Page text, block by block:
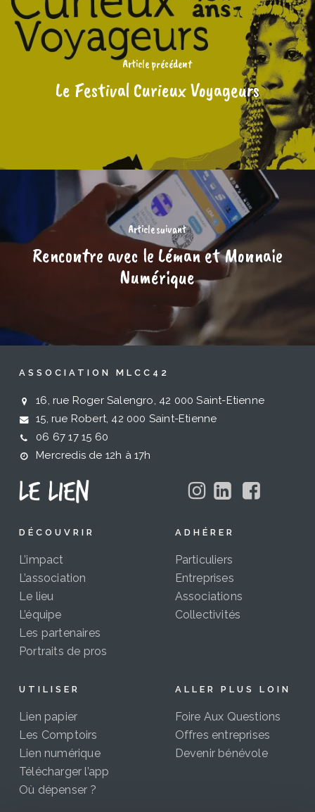
Article précédent
Le Festival Curieux Voyageurs
Article suivant
Rencontre avec le Léman et Monnaie
Numérique
ASSOCIATION MLCC42
16, rue Roger Salengro, 42 000 Saint-Etienne
15, rue Robert, 42 000 Saint-Etienne
06 67 17 15 60
Mercredis de 12h à 17h
DÉCOUVRIR
L’impact
L’association
Le lieu
L’équipe
Les partenaires
Portraits de pros
ADHÉRER
Particuliers
Entreprises
Associations
Collectivités
UTILISER
Lien papier
Les Comptoirs
Lien numérique
Télécharger l’app
Où dépenser ?
ALLER PLUS LOIN
Foire Aux Questions
Offres entreprises
Devenir bénévole